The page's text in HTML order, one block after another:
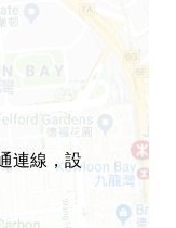
連線，設